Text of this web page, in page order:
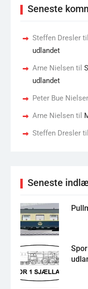
Seneste
Steffen Dreslertil
udlandet
Arne Nielsentil
udlandet
Peter Bue
Arne Nielsentil
Steffen Dreslertil
Seneste